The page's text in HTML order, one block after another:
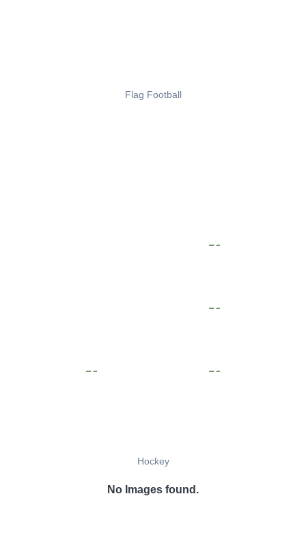
Flag Football
Hockey
No Images found.